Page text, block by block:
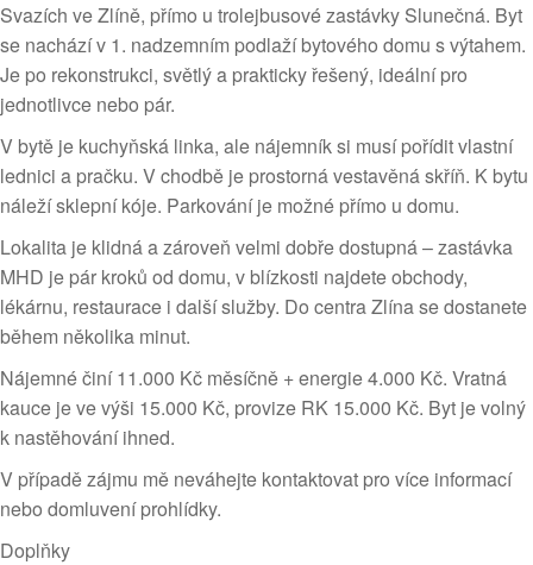
Svazích ve Zlíně, přímo u trolejbusové zastávky Slunečná. Byt
se nachází v 1. nadzemním podlaží bytového domu s výtahem.
Je po rekonstrukci, světlý a prakticky řešený, ideální pro
jednotlivce nebo pár.
V bytě je kuchyňská linka, ale nájemník si musí pořídit vlastní
lednici a pračku. V chodbě je prostorná vestavěná skříň. K bytu
náleží sklepní kóje. Parkování je možné přímo u domu.
Lokalita je klidná a zároveň velmi dobře dostupná – zastávka
MHD je pár kroků od domu, v blízkosti najdete obchody,
lékárnu, restaurace i další služby. Do centra Zlína se dostanete
během několika minut.
Nájemné činí 11.000 Kč měsíčně + energie 4.000 Kč. Vratná
kauce je ve výši 15.000 Kč, provize RK 15.000 Kč. Byt je volný
k nastěhování ihned.
V případě zájmu mě neváhejte kontaktovat pro více informací
nebo domluvení prohlídky.
Doplňky